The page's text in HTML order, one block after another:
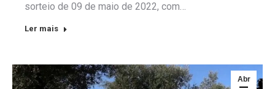
sorteio de 09 de maio de 2022, com…
Ler mais
Abr